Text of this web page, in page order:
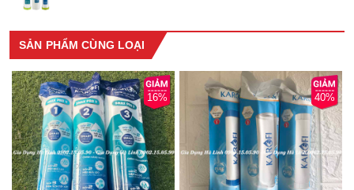
Lắp đặt và sử dụng: Lõi lọc số 1 là cấp lọc thứ nhất nên được đặt
ở vị trí đầu tiên trong máy lọc nước. Sản phẩm dễ dàng gắn với
dây, van và các lõi lọc khác để tạo thành hệ thống lọc nước hiện
đại. Trên sản phẩm có đánh dấu đường nước vào, ra nên bạn rất
dễ lắp đặt, tránh tình trạng lắp nhầm đường nước.
Lõi lọc nước số 2 SUNHOUSE SHRLL2 - GAC - Than hoạt tính
( dạng hạt)
SẢN PHẨM CÙNG LOẠI
16% 40%